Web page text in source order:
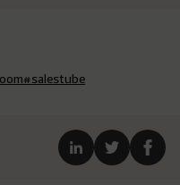
#salestube